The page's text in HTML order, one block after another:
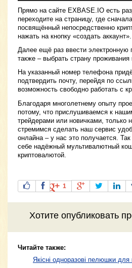
Прямо на сайте EXBASE.IO есть
переходите на страницу, где
посвящённый непосредственно
нажать на кнопку «создать аккаунт».
Далее ещё раз ввести электронную
также – выбрать страну
На указанный номер телефона
подтвердить почту, перейдя по
возможность свободно работать с
Благодаря многолетнему опыту
потому, что прислушиваемся к
трейдерами или новичками,
стремимся сделать наш сервис
онлайна – у нас это получается.
себе надёжный мультивалютный
криптовалютой.
1
Хотите опубликовать
Читайте также:
Якісні одноразові пелюшки